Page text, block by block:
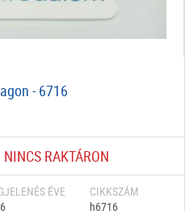
- 6716
NINCS RAKTÁRON
ÉVE
CIKKSZÁM
h6716